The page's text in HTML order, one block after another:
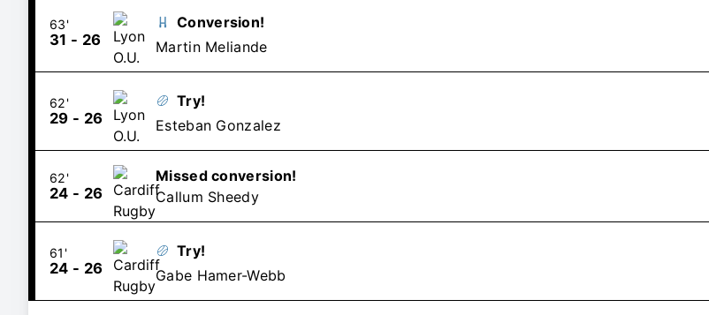
63'
31 - 26
Conversion!
Martin Meliande
62'
29 - 26
Try!
Esteban Gonzalez
62'
24 - 26
Missed conversion!
Callum Sheedy
61'
24 - 26
Try!
Gabe Hamer-Webb